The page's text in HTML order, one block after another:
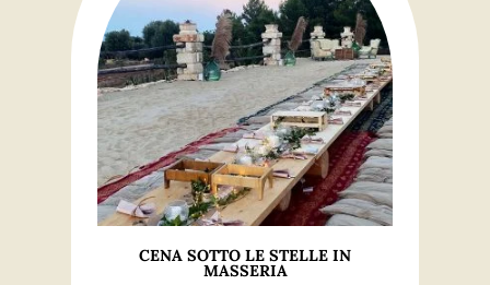
CENA SOTTO LE STELLE IN
MASSERIA